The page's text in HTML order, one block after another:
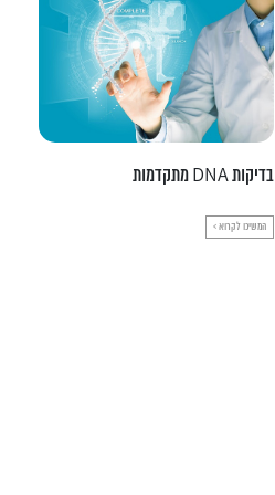
טיפולים מחליפי ניתוח
טיפולים מחליפי ניתוח עם התקדמות הטכנולוגיה
ורתימת טכנולוגיות מתקדמות לענף הרפואה